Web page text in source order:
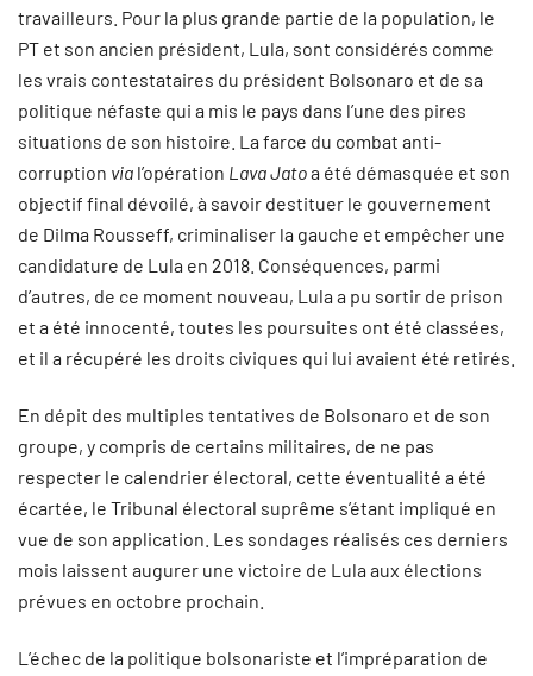
travailleurs. Pour la plus grande partie de la population, le
PT et son ancien président, Lula, sont considérés comme
les vrais contestataires du président Bolsonaro et de sa
politique néfaste qui a mis le pays dans l’une des pires
situations de son histoire. La farce du combat anti-
corruption via l’opération Lava Jatoa été démasquée et son
objectif final dévoilé, à savoir destituer le gouvernement
de Dilma Rousseff, criminaliser la gauche et empêcher une
candidature de Lula en 2018. Conséquences, parmi
d’autres, de ce moment nouveau, Lula a pu sortir de prison
et a été innocenté, toutes les poursuites ont été classées,
et il a récupéré les droits civiques qui lui avaient été retirés.
En dépit des multiples tentatives de Bolsonaro et de son
groupe, y compris de certains militaires, de ne pas
respecter le calendrier électoral, cette éventualité a été
écartée, le Tribunal électoral suprême s’étant impliqué en
vue de son application. Les sondages réalisés ces derniers
mois laissent augurer une victoire de Lula aux élections
prévues en octobre prochain.
L’échec de la politique bolsonariste et l’impréparation de